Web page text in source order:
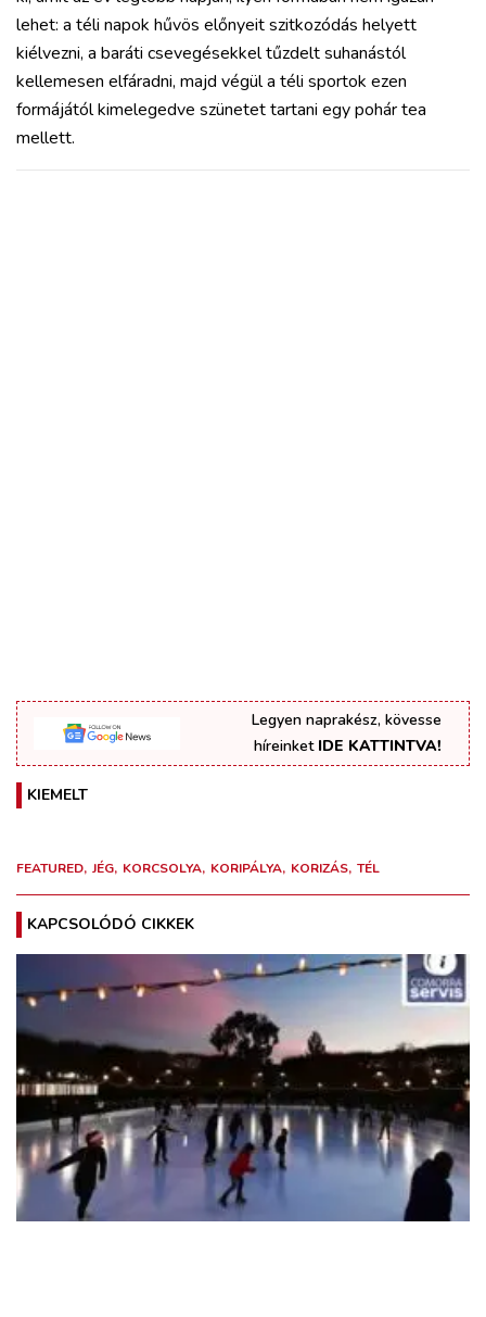
lehet: a téli napok hűvös előnyeit szitkozódás helyett
kiélvezni, a baráti csevegésekkel tűzdelt suhanástól
kellemesen elfáradni, majd végül a téli sportok ezen
formájától kimelegedve szünetet tartani egy pohár tea
mellett.
Legyen naprakész, kövesse
híreinket IDE KATTINTVA!
KIEMELT
FEATURED JÉG KORCSOLYA KORIPÁLYA KORIZÁS TÉL
KAPCSOLÓDÓ CIKKEK